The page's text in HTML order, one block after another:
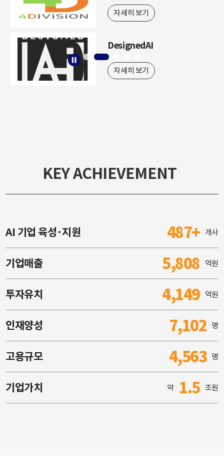
자세히 보기
DesignedAI
자세히 보기
KEY ACHIEVEMENT
AI 기업 육성·지원 487+ 개사
기업매출 5,808 억원
투자유치 4,149 억원
인재양성 7,102 명
고용규모 4,563 명
기업가치 약 1.5 조원